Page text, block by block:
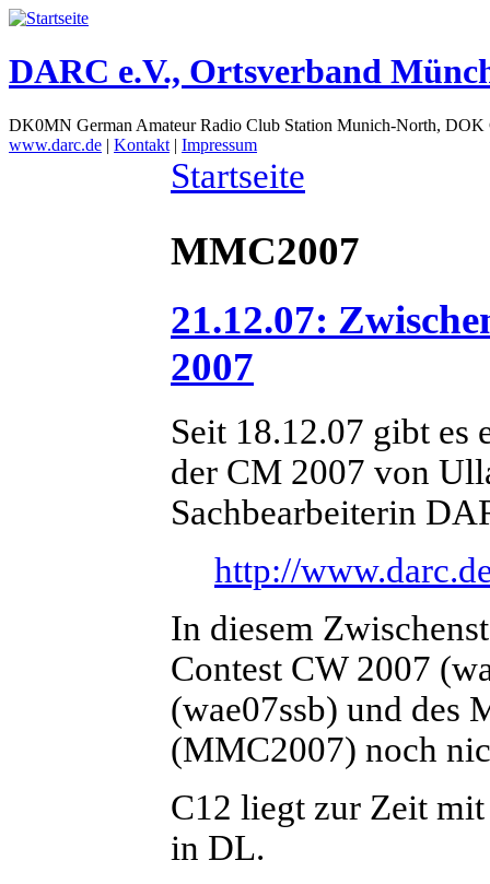
DARC e.V., Ortsverband
DK0MN German Amateur Radio Club Station Munich-North,
www.darc.de | Kontakt | Impressum
Startseite
MMC2007
21.12.07:
2007
Seit 18.12.07 gibt es
der CM 2007 von
Sachbearbeiterin
http://
In diesem
Contest CW 2007
(wae07ssb) und des
(MMC2007) noch
C12 liegt zur Zeit
in DL.